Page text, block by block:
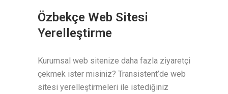
Özbekçe Web Sitesi
Yerelleştirme
Kurumsal web sitenize daha fazla ziyaretçi
çekmek ister misiniz? Transistent’de web
sitesi yerelleştirmeleri ile istediğiniz